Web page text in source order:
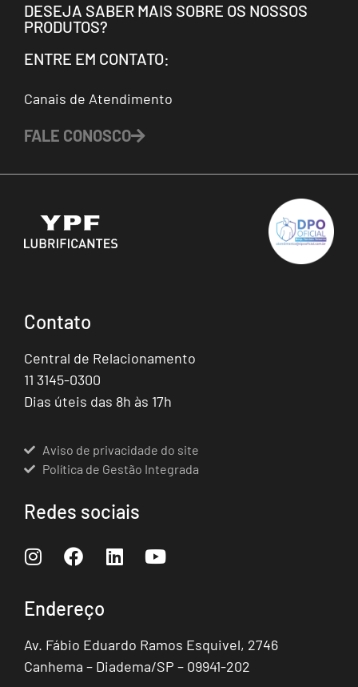
DESEJA SABER MAIS SOBRE OS NOSSOS
PRODUTOS?
ENTRE EM CONTATO:
Canais de Atendimento
FALE CONOSCO
Contato
Central de Relacionamento
11 3145-0300
Dias úteis das 8h às 17h
Aviso de privacidade do site
Política de Gestão Integrada
Redes sociais
Endereço
Av. Fábio Eduardo Ramos Esquivel, 2746
Canhema – Diadema/SP – 09941-202